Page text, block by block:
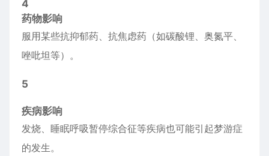
4
药物影响
服用某些抗抑郁药、抗焦虑药（如碳酸锂、奥氮平、
唑吡坦等）。
5
疾病影响
发烧、睡眠呼吸暂停综合征等疾病也可能引起梦游症
的发生。